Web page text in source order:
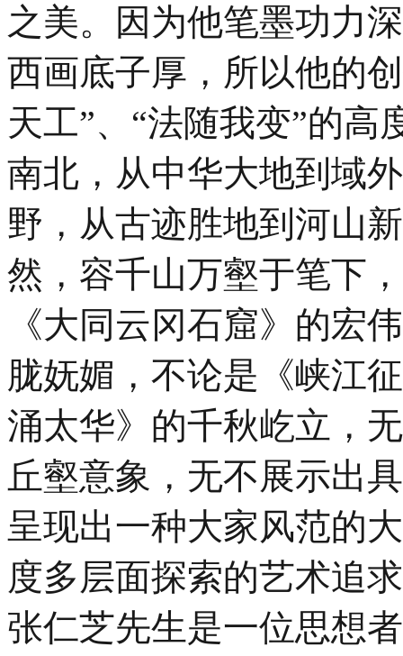
之美。因为他笔墨功力
西画底子厚，所以他的
天工”、“法随我变”的
南北，从中华大地到域
野，从古迹胜地到河山
然，容千山万壑于笔下
《大同云冈石窟》的宏
胧妩媚，不论是《峡江
涌太华》的千秋屹立，
丘壑意象，无不展示出
呈现出一种大家风范的
度多层面探索的艺术追
张仁芝先生是一位思想